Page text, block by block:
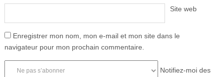
Site web
Enregistrer mon nom, mon e-mail et mon site dans le
navigateur pour mon prochain commentaire.
Notifiez-moi des